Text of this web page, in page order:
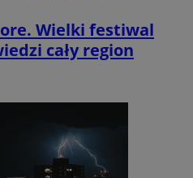
Wielki festiwal
cały region